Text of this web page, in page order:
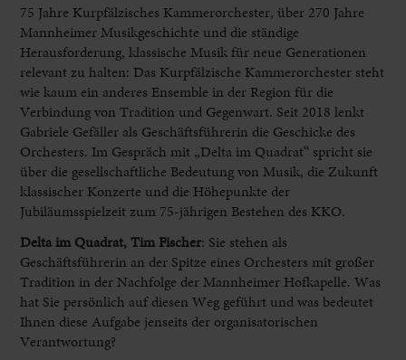
75 Jahre Kurpfälzisches Kammerorchester, über 270 Jahre
Mannheimer Musikgeschichte und die ständige
Herausforderung, klassische Musik für neue Generationen
relevant zu halten: Das Kurpfälzische Kammerorchester steht
wie kaum ein anderes Ensemble in der Region für die
Verbindung von Tradition und Gegenwart. Seit 2018 lenkt
Gabriele Gefäller als Geschäftsführerin die Geschicke des
Orchesters. Im Gespräch mit „Delta im Quadrat“ spricht sie
über die gesellschaftliche Bedeutung von Musik, die Zukunft
klassischer Konzerte und die Höhepunkte der
Jubiläumsspielzeit zum 75-jährigen Bestehen des KKO.
Delta im Quadrat, Tim Fischer: Sie stehen als
Geschäftsführerin an der Spitze eines Orchesters mit großer
Tradition in der Nachfolge der Mannheimer Hofkapelle. Was
hat Sie persönlich auf diesen Weg geführt und was bedeutet
Ihnen diese Aufgabe jenseits der organisatorischen
Verantwortung?